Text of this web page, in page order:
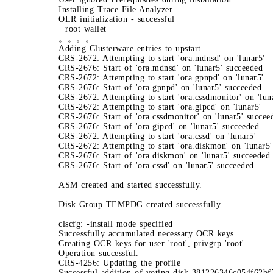
Installing Trace File Analyzer
OLR initialization - successful
root wallet
。。。。
Adding Clusterware entries to upstart
CRS-2672: Attempting to start 'ora.mdnsd' on 'lunar5'
CRS-2676: Start of 'ora.mdnsd' on 'lunar5' succeeded
CRS-2672: Attempting to start 'ora.gpnpd' on 'lunar5'
CRS-2676: Start of 'ora.gpnpd' on 'lunar5' succeeded
CRS-2672: Attempting to start 'ora.cssdmonitor' on
CRS-2672: Attempting to start 'ora.gipcd' on 'lunar5'
CRS-2676: Start of 'ora.cssdmonitor' on 'lunar5'
CRS-2676: Start of 'ora.gipcd' on 'lunar5' succeeded
CRS-2672: Attempting to start 'ora.cssd' on 'lunar5'
CRS-2672: Attempting to start 'ora.diskmon' on 'lunar5'
CRS-2676: Start of 'ora.diskmon' on 'lunar5' succeeded
CRS-2676: Start of 'ora.cssd' on 'lunar5' succeeded
ASM created and started successfully.
Disk Group TEMPDG created successfully.
clscfg: -install mode specified
Successfully accumulated necessary OCR keys.
Creating OCR keys for user 'root', privgrp 'root'..
Operation successful.
CRS-4256: Updating the profile